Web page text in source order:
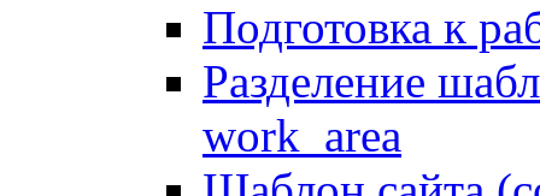
Подготовка к
Разделение
work_area